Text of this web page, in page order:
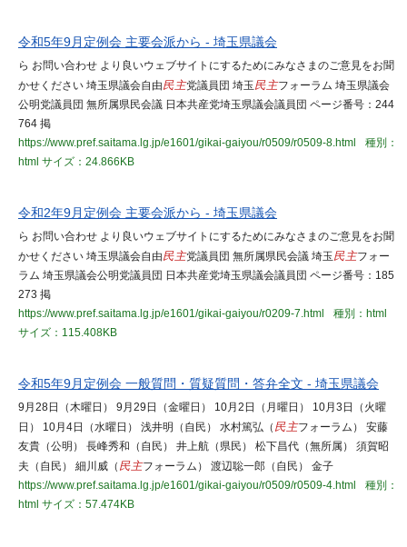
令和5年9月定例会 主要会派から - 埼玉県議会
ら お問い合わせ より良いウェブサイトにするためにみなさまのご意見をお聞
かせください 埼玉県議会自由民主党議員団 埼玉民主フォーラム 埼玉県議会
公明党議員団 無所属県民会議 日本共産党埼玉県議会議員団 ページ番号：244
764 掲
https://www.pref.saitama.lg.jp/e1601/gikai-gaiyou/r0509/r0509-8.html
種別：
html サイズ：24.866KB
令和2年9月定例会 主要会派から - 埼玉県議会
ら お問い合わせ より良いウェブサイトにするためにみなさまのご意見をお聞
かせください 埼玉県議会自由民主党議員団 無所属県民会議 埼玉民主フォー
ラム 埼玉県議会公明党議員団 日本共産党埼玉県議会議員団 ページ番号：185
273 掲
https://www.pref.saitama.lg.jp/e1601/gikai-gaiyou/r0209-7.html
種別：html
サイズ：115.408KB
令和5年9月定例会 一般質問・質疑質問・答弁全文 - 埼玉県議会
9月28日（木曜日） 9月29日（金曜日） 10月2日（月曜日） 10月3日（火曜
日） 10月4日（水曜日） 浅井明（自民） 水村篤弘（ 民主フォーラム） 安藤
友貴（公明） 長峰秀和（自民） 井上航（県民） 松下昌代（無所属） 須賀昭
夫（自民） 細川威（ 民主フォーラム） 渡辺聡一郎（自民） 金子
https://www.pref.saitama.lg.jp/e1601/gikai-gaiyou/r0509/r0509-4.html
種別：
html サイズ：57.474KB